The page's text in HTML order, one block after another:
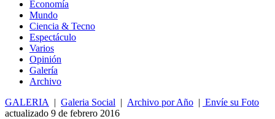
Economía
Mundo
Ciencia & Tecno
Espectáculo
Varios
Opinión
Galería
Archivo
GALERIA
| Galeria Social | Archivo por Año | Envíe su Foto
actualizado 9 de febrero 2016